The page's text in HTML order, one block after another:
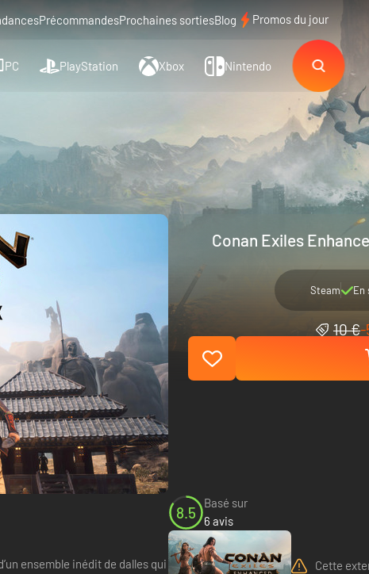
PrécommandesProchaines sortiesBlog Promos du jour
PC PlayStation Xbox Nintendo
Conan Exiles
Steam En
10 €-
ensemble inédit de dalles qui
8.5
Basé sur
6 avis
Cette